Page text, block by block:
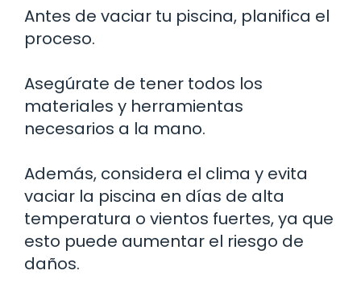
Antes de vaciar tu piscina, planifica el
proceso.
Asegúrate de tener todos los
materiales y herramientas
necesarios a la mano.
Además, considera el clima y evita
vaciar la piscina en días de alta
temperatura o vientos fuertes, ya que
esto puede aumentar el riesgo de
daños.